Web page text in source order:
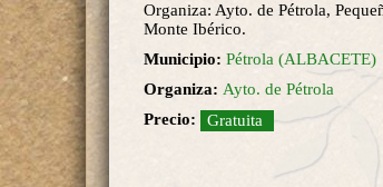
Organiza: Ayto. de Pétrola,
Monte Ibérico.
Municipio: Pétrola (ALBACETE)
Organiza: Ayto. de Pétrola
Precio:
Gratuita